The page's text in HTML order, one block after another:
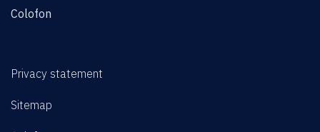
Colofon
Privacy statement
Sitemap